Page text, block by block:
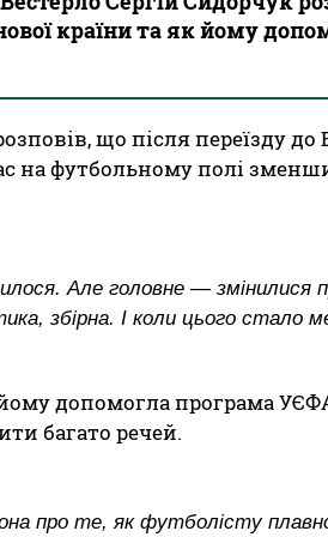
країни та як йому
що після переїзду до
на футбольному полі
Але головне — змінилися
збірна. І коли цього стало
йому допомогла програма
багато речей.
про те, як футболісту